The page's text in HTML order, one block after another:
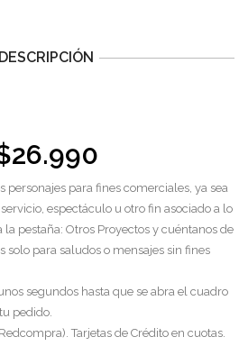
DESCRIPCIÓN
26.990
personajes para fines comerciales, ya sea
espectáculo u otro fin asociado a lo
pestaña: Otros Proyectos y cuéntanos de
solo para saludos o mensajes sin fines
segundos hasta que se abra el cuadro
pedido.
Tarjetas de Crédito en cuotas.